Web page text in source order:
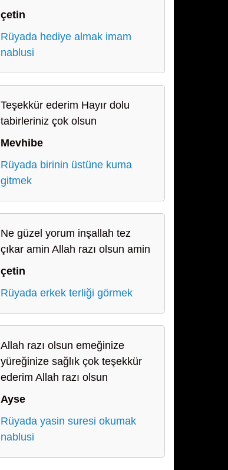
çetin
Rüyada hediye almak imam
nablusi
Teşekkür ederim Hayır dolu
tabirleriniz çok olsun
Mevhibe
Rüyada birinin üstüne kuma
gitmek
Ne güzel yorum inşallah tez
çıkar amin Allah razı olsun amin
çetin
Rüyada erkek terliği görmek
Allah razı olsun emeğinize
yüreğinize sağlık çok teşekkür
ederim Allah razı olsun
Ayse
Rüyada yasin suresi okumak
nablusi